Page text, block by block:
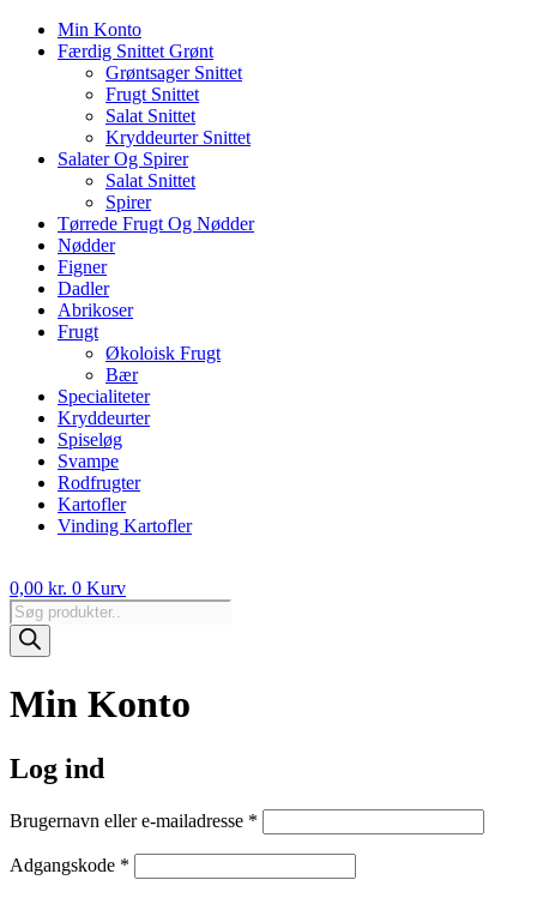
Min Konto
Færdig Snittet Grønt
Grøntsager Snittet
Frugt Snittet
Salat Snittet
Kryddeurter Snittet
Salater Og Spirer
Salat Snittet
Spirer
Tørrede Frugt Og Nødder
Nødder
Figner
Dadler
Abrikoser
Frugt
Økoloisk Frugt
Bær
Specialiteter
Kryddeurter
Spiseløg
Svampe
Rodfrugter
Kartofler
Vinding Kartofler
0,00 kr. 0 Kurv
Products
search
Min Konto
Log ind
Brugernavn eller e-mailadresse *
Adgangskode *